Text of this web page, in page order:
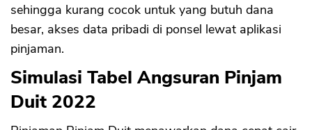
sehingga kurang cocok untuk yang butuh dana
besar, akses data pribadi di ponsel lewat aplikasi
pinjaman.
Simulasi Tabel Angsuran Pinjam
Duit 2022